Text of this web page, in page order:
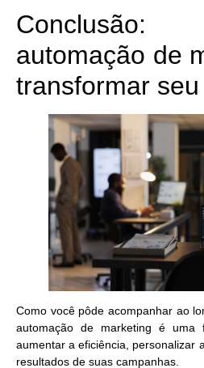
automação de
transformar
Como você pôde acompanhar ao
automação de marketing é uma
aumentar a eficiência, personalizar
resultados de suas campanhas.